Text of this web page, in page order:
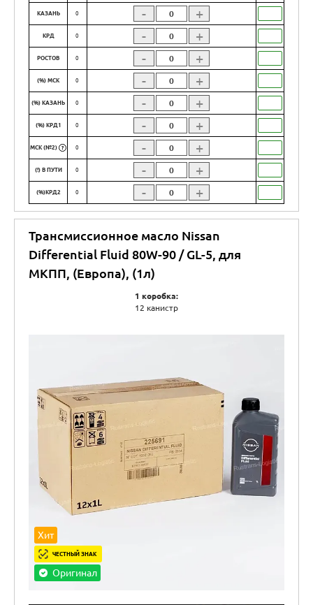
КАЗАНЬ 0 - +
КРД 0 - +
РОСТОВ 0 - +
(%) МСК 0 - +
(%) КАЗАНЬ 0 - +
(%) КРД1 0 - +
МСК (№2) ? 0 - +
(!) В ПУТИ 0 - +
(%)КРД2 0 - +
Трансмиссионное масло Nissan
Differential Fluid 80W-90 / GL-5, для
МКПП, (Европа), (1л)
1 коробка:
12 канистр
Хит
ЧЕСТНЫЙ ЗНАК
Оригинал